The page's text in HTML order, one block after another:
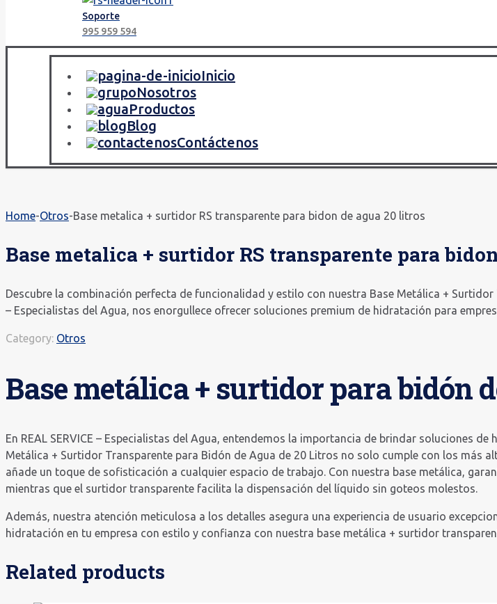
Soporte
995 959 594
Inicio
Nosotros
Productos
Blog
Contáctenos
Home-Otros-Base metalica + surtidor RS transparente para bidon de agua 20 litros
Base metalica + surtidor RS transparente para
Descubre la combinación perfecta de funcionalidad y estilo con nuestra Base Metálica + Surtidor
– Especialistas del Agua, nos enorgullece ofrecer soluciones premium de hidratación para
Category: Otros
Base metálica + surtidor para bidón
En REAL SERVICE – Especialistas del Agua, entendemos la importancia de brindar soluciones
Metálica + Surtidor Transparente para Bidón de Agua de 20 Litros no solo cumple con los más
añade un toque de sofisticación a cualquier espacio de trabajo. Con nuestra base metálica,
mientras que el surtidor transparente facilita la dispensación del líquido sin goteos molestos.
Además, nuestra atención meticulosa a los detalles asegura una experiencia de usuario
hidratación en tu empresa con estilo y confianza con nuestra base metálica + surtidor
Related products